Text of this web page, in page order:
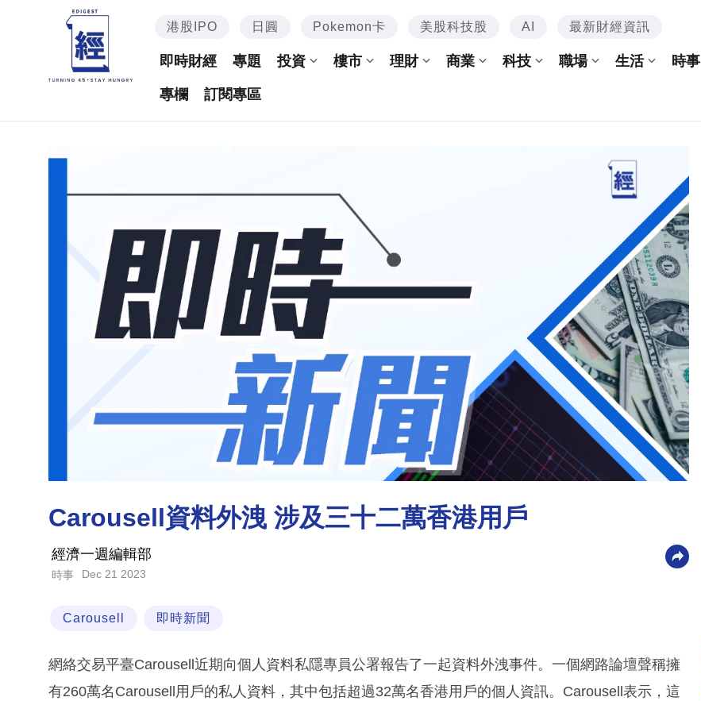
港股IPO 日圓 Pokemon卡 美股科技股 AI 最新財經資訊
即時財經 專題 投資 樓市 理財 商業 科技 職場 生活 時事
專欄 訂閱專區
Carousell資料外洩 涉及三十二萬香港用戶
經濟一週編輯部
時事 Dec 21 2023
Carousell 即時新聞
網絡交易平臺Carousell近期向個人資料私隱專員公署報告了一起資料外洩事件。一個網路論壇聲稱擁
有260萬名Carousell用戶的私人資料，其中包括超過32萬名香港用戶的個人資訊。Carousell表示，這